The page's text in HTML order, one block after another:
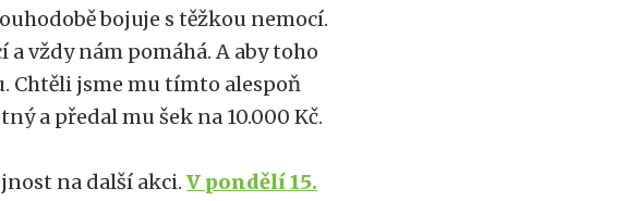
bojuje s těžkou nemocí.
vždy nám pomáhá. A aby toho
Chtěli jsme mu tímto alespoň
a předal mu šek na 10.000 Kč.
na další akci.V pondělí 15.